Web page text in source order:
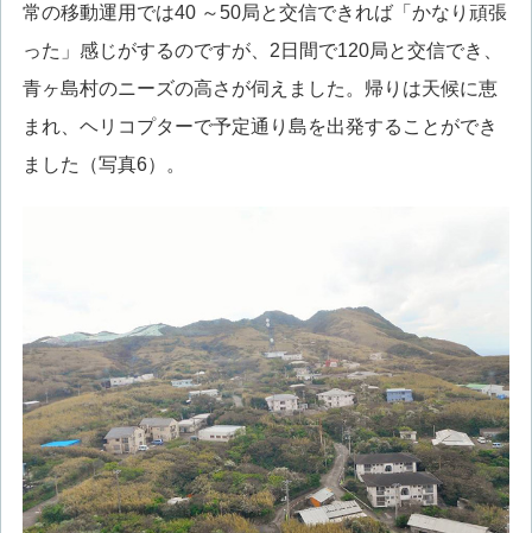
常の移動運用では40 ～50局と交信できれば「かなり頑張
った」感じがするのですが、2日間で120局と交信でき、
青ヶ島村のニーズの高さが伺えました。帰りは天候に恵
まれ、ヘリコプターで予定通り島を出発することができ
ました（写真6）。